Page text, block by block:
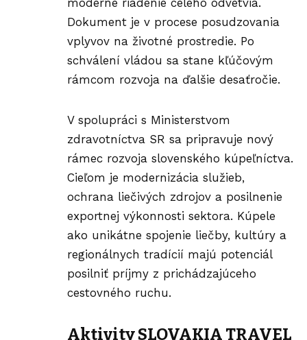
Dokument je v procese posudzovania
vplyvov na životné prostredie. Po
schválení vládou sa stane kľúčovým
rámcom rozvoja na ďalšie desaťročie.
V spolupráci s Ministerstvom
zdravotníctva SR sa pripravuje nový
rámec rozvoja slovenského kúpeľníctva.
Cieľom je modernizácia služieb,
ochrana liečivých zdrojov a posilnenie
exportnej výkonnosti sektora. Kúpele
ako unikátne spojenie liečby, kultúry a
regionálnych tradícií majú potenciál
posilniť príjmy z prichádzajúceho
cestovného ruchu.
Aktivity SLOVAKIA TRAVEL